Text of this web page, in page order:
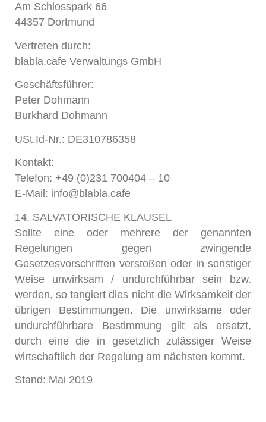
Am Schlosspark 66
44357 Dortmund
Vertreten durch:
blabla.cafe Verwaltungs GmbH
Geschäftsführer:
Peter Dohmann
Burkhard Dohmann
USt.Id-Nr.: DE310786358
Kontakt:
Telefon: +49 (0)231 700404 – 10
E-Mail: info@blabla.cafe
14. SALVATORISCHE KLAUSEL
Sollte eine oder mehrere der genannten
Regelungen gegen zwingende
Gesetzesvorschriften verstoßen oder in sonstiger
Weise unwirksam / undurchführbar sein bzw.
werden, so tangiert dies nicht die Wirksamkeit der
übrigen Bestimmungen. Die unwirksame oder
undurchführbare Bestimmung gilt als ersetzt,
durch eine die in gesetzlich zulässiger Weise
wirtschaftlich der Regelung am nächsten kommt.
Stand: Mai 2019